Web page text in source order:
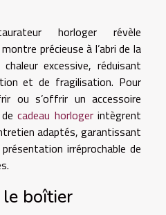
horloger révèle
précieuse à l’abri de la
excessive, réduisant
et de fragilisation. Pour
ou s’offrir un accessoire
decadeau horlogerintègrent
adaptés, garantissant
irréprochable de
le boîtier